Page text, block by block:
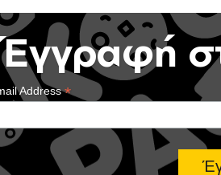
Έγγραφή
Address*